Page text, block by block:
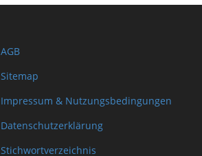
AGB
Sitemap
Impressum & Nutzungsbedingungen
Datenschutzerklärung
Stichwortverzeichnis